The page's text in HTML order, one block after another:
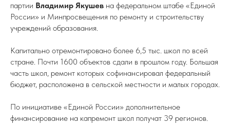
партии Владимир Якушев на федеральном штабе «Единой
России» и Минпросвещения по ремонту и строительству
учреждений образования.
Капитально отремонтировано более 6,5 тыс. школ по всей
стране. Почти 1600 объектов сдали в прошлом году. Большая
часть школ, ремонт которых софинансировал федеральный
бюджет, расположена в сельской местности и малых городах.
По инициативе «Единой России» дополнительное
финансирование на капремонт школ получат 39 регионов.